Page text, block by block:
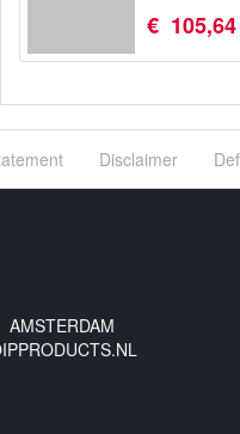
€ 105,64
Disclaimer
AMSTERDAM